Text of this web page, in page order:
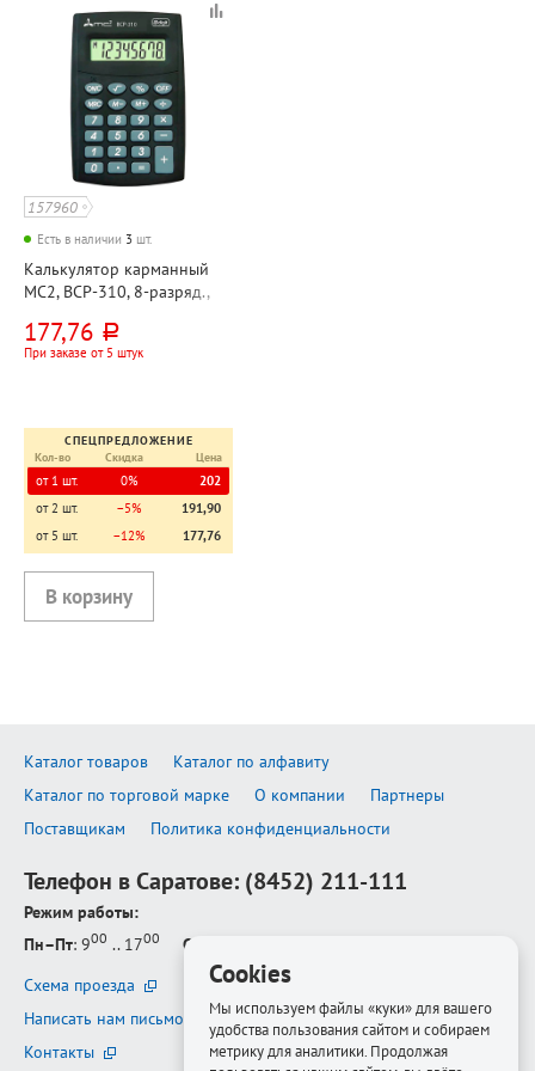
157960
Есть в наличии 3 шт.
Калькулятор карманный
MC2, BCP-310, 8-разряд.,
177,76 руб.
При заказе от 5 штук
СПЕЦПРЕДЛОЖЕНИЕ
Кол-во
Скидка Цена
от 1 шт. 0%
202
от 2 шт.
−5%
191,90
от 5 шт.
−12% 177,76
Каталог товаров
Каталог по алфавиту
Каталог по торговой марке
О компании
Партнеры
Поставщикам
Политика конфиденциальности
Телефон в Саратове: (8452) 211-111
Режим работы:
Пн–Пт: 900 .. 1700 Сб–Вс
Схема проезда
Написать нам письмо
Контакты
Cookies
Мы используем файлы «куки» для вашего
удобства пользования сайтом и собираем
метрику для аналитики. Продолжая